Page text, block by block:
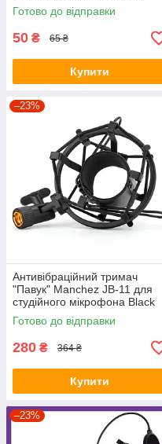
Готово до відправки
50 ₴ 65 ₴
Купити
–23%
Антивібраційний тримач
"Павук" Manchez JB-11 для
студійного мікрофона Black
Готово до відправки
280 ₴ 364 ₴
Купити
–23%